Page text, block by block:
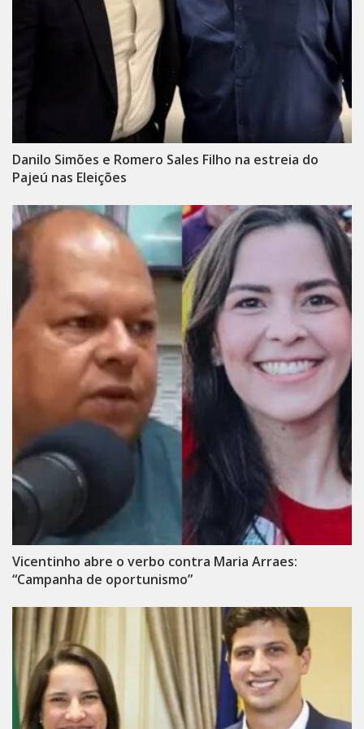
Danilo Simões e Romero Sales Filho na estreia do
Pajeú nas Eleições
Vicentinho abre o verbo contra Maria Arraes:
“Campanha de oportunismo”